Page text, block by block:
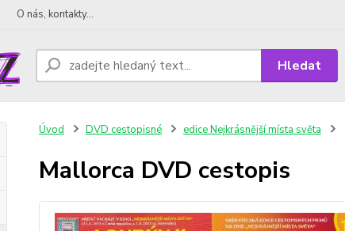
O nás, kontakty...
Hledat
Úvod DVD cestopisné edice Nejkrásnější místa světa
Mallorca DVD cestopis